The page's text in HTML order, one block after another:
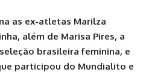
as ex-atletas Marilza
além de Marisa Pires, a
brasileira feminina, e
participou do Mundialito e